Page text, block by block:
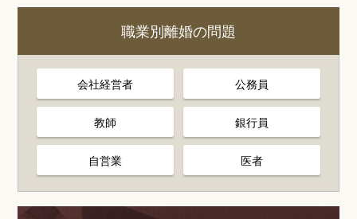
職業別離婚の問題
会社経営者 公務員
教師 銀行員
自営業 医者